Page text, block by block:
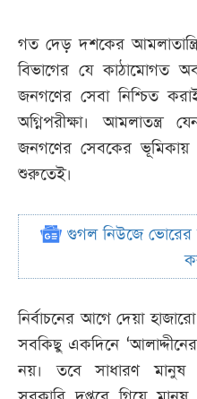
গত দেড় দশকের
বিভাগের যে কাঠামোগত
জনগণের সেবা নিশ্চিত
অগ্নিপরীক্ষা। আমলাতন্ত্র
জনগণের সেবকের ভূমিকায়
শুরুতেই।
গুগল নিউজে
নির্বাচনের আগে দেয়া
সবকিছু একদিনে
নয়। তবে সাধারণ মানুষ